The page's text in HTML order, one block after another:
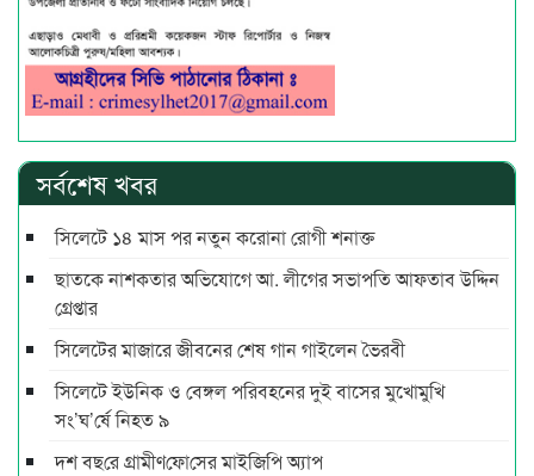
সর্বশেষ খবর
সিলেটে ১৪ মাস পর নতুন করোনা রোগী শনাক্ত
ছাতকে নাশকতার অভিযোগে আ. লীগের সভাপ‌তি আফতাব উদ্দিন
গ্রেপ্তার
সিলেটের মাজারে জীবনের শেষ গান গাইলেন ভৈরবী
সিলেটে ইউনিক ও বেঙ্গল পরিবহনের দুই বাসের মুখোমুখি
সং’ঘ’র্ষে নিহত ৯
দশ বছ‌রে গ্রামীণ‌ফো‌সের মাইজিপি অ্যাপ